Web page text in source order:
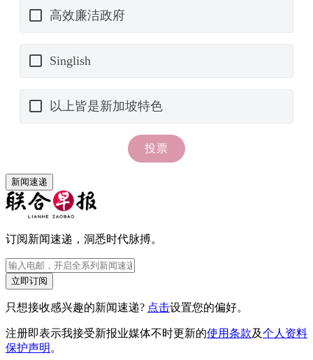
新闻速递
订阅新闻速递，洞悉时代脉搏。
立即订阅
只想接收感兴趣的新闻速递? 点击设置您的偏好。
注册即表示我接受新报业媒体不时更新的使用条款及个人资料
保护声明 。